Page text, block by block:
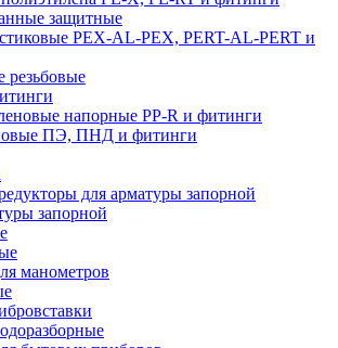
защитные
PEX-AL-PEX, PERT-AL-PERT и
резьбовые
напорные PP-R и фитинги
ПЭ, ПНД и фитинги
для арматуры запорной
запорной
манометров